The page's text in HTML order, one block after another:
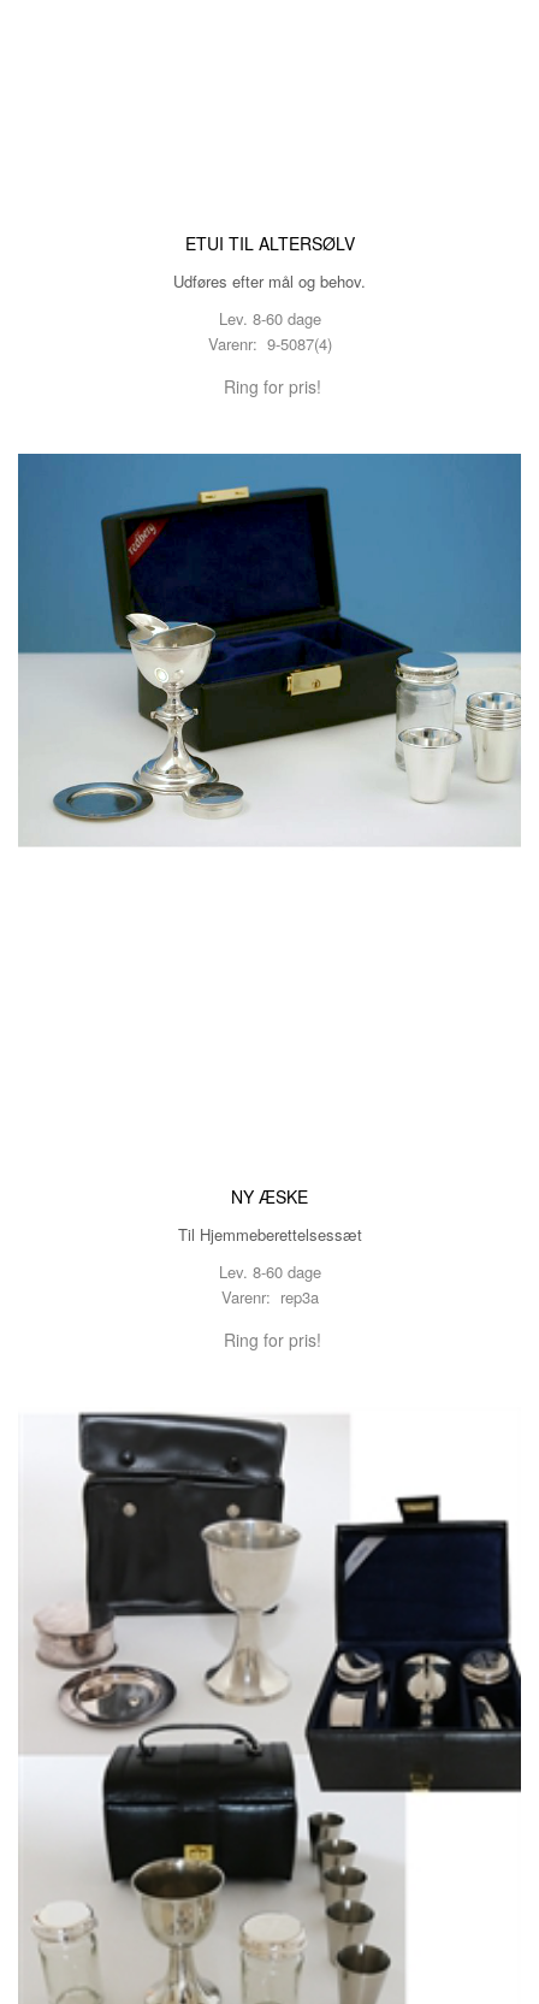
ETUI TIL ALTERSØLV
Udføres efter mål og behov.
Lev. 8-60 dage
Varenr: 9-5087(4)
Ring for pris!
NY ÆSKE
Til Hjemmeberettelsessæt
Lev. 8-60 dage
Varenr: rep3a
Ring for pris!